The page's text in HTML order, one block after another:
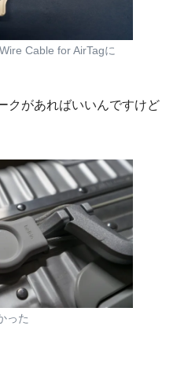
Cable for AirTagに
クがあればいいんですけど
った